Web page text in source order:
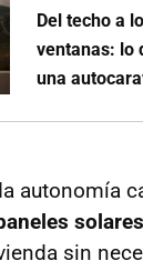
Del techo a
ventanas: lo
una
autonomía
sin